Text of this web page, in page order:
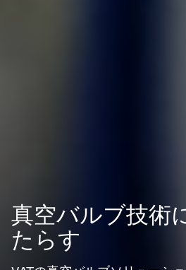
真空バルブ技術
たらす